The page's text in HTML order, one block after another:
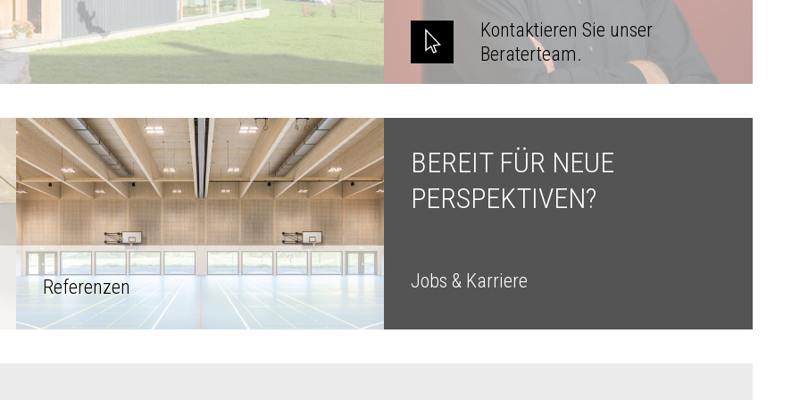
Kontaktieren Sie unser
Beraterteam.
Referenzen
BEREIT FÜR NEUE
PERSPEKTIVEN?
Jobs & Karriere